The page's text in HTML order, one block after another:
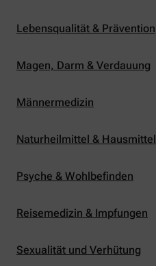
Lebensqualität & Prävention
Magen, Darm & Verdauung
Männermedizin
Naturheilmittel & Hausmittel
Psyche & Wohlbefinden
Reisemedizin & Impfungen
Sexualität und Verhütung